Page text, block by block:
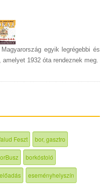
egyik legrégebbi és
1932 óta rendeznek meg.
Feszt bor, gasztro
borkóstoló
előadás eseményhelyszín